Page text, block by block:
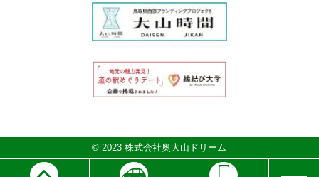
© 2023 株式会社奥大山ドリーム